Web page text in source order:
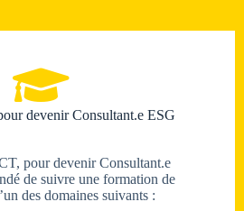
devenir Consultant.e ESG
pour devenir Consultant.e
de suivre une formation de
des domaines suivants :